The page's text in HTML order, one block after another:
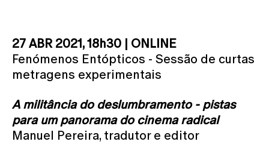
27 ABR 2021, 18h30 | ONLINE
Fenómenos Entópticos - Sessão de curtas
metragens experimentais
A militância do deslumbramento - pistas
para um panorama do cinema radical
Manuel Pereira, tradutor e editor